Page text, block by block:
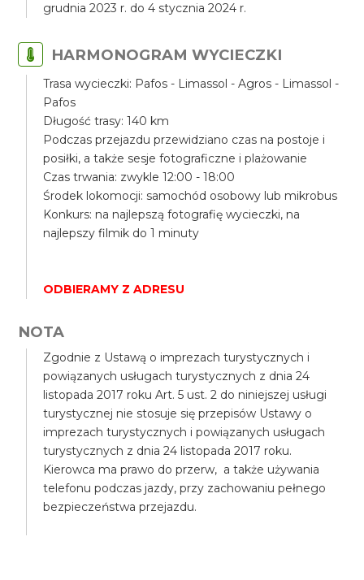
grudnia 2023 r. do 4 stycznia 2024 r.
HARMONOGRAM WYCIECZKI
Trasa wycieczki: Pafos - Limassol - Agros - Limassol -
Pafos
Długość trasy: 140 km
Podczas przejazdu przewidziano czas na postoje i
posiłki, a także sesje fotograficzne i plażowanie
Czas trwania: zwykle 12:00 - 18:00
Środek lokomocji: samochód osobowy lub mikrobus
Konkurs: na najlepszą fotografię wycieczki, na
najlepszy filmik do 1 minuty
ODBIERAMY Z ADRESU
NOTA
Zgodnie z Ustawą o imprezach turystycznych i
powiązanych usługach turystycznych z dnia 24
listopada 2017 roku Art. 5 ust. 2 do niniejszej usługi
turystycznej nie stosuje się przepisów Ustawy o
imprezach turystycznych i powiązanych usługach
turystycznych z dnia 24 listopada 2017 roku.
Kierowca ma prawo do przerw, a także używania
telefonu podczas jazdy, przy zachowaniu pełnego
bezpieczeństwa przejazdu.